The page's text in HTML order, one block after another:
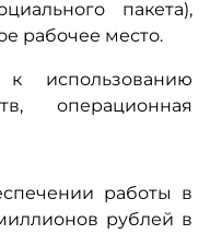
пакета),
рабочее место.
использованию
операционная
работы в
рублей в